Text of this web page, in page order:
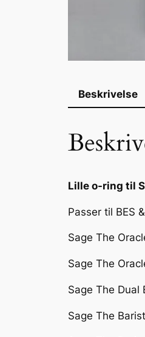
Beskrivelse
Lille o-ring til
Passer til BES
Sage The
Sage The
Sage The Dual
Sage The